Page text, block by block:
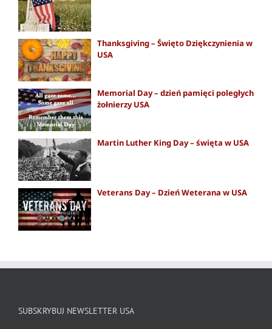
Thanksgiving – Święto Dziękczynienia w
USA
Memorial Day – dzień pamięci poległych
żołnierzy USA
Martin Luther King Day – święta w USA
Veterans Day – Dzień Weterana w USA
SUBSKRYBUJ NEWSLETTER USA